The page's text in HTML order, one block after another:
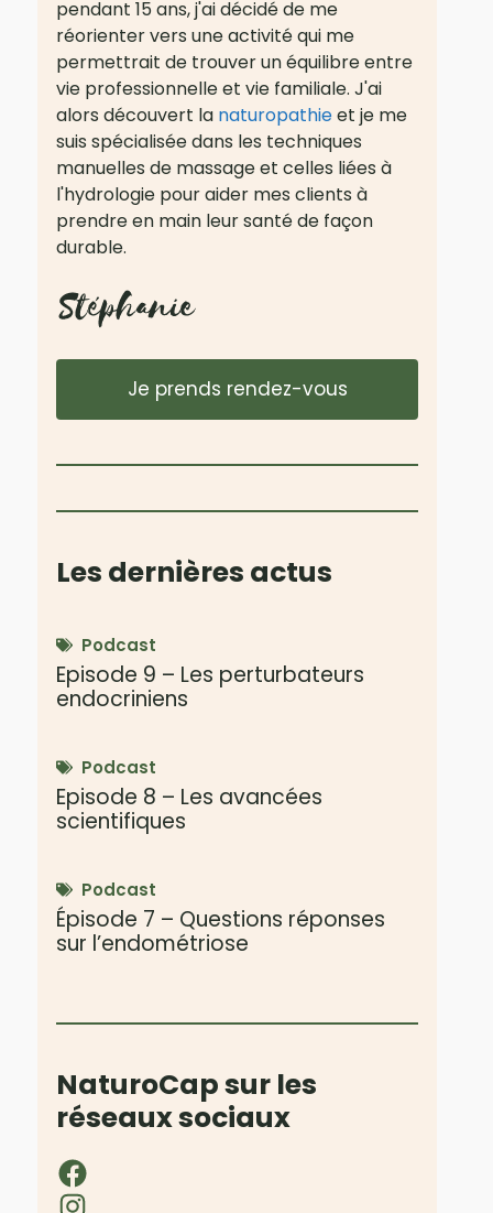
pendant 15 ans, j'ai décidé de me
réorienter vers une activité qui me
permettrait de trouver un équilibre entre
vie professionnelle et vie familiale. J'ai
alors découvert la naturopathieet je me
suis spécialisée dans les techniques
manuelles de massage et celles liées à
l'hydrologie pour aider mes clients à
prendre en main leur santé de façon
durable.
Je prends rendez-vous
Les dernières actus
Podcast
Episode 9 – Les perturbateurs
endocriniens
Podcast
Episode 8 – Les avancées
scientifiques
Podcast
Épisode 7 – Questions réponses
sur l’endométriose
NaturoCap sur les
réseaux sociaux